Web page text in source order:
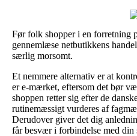
Før folk shopper i en forretning
gennemlæse netbutikkens
særlig morsomt.
Et nemmere alternativ er at
er e-mærket, eftersom det bør
shoppen retter sig efter de
rutinemæssigt vurderes af
Derudover giver det dig
får besvær i forbindelse med din